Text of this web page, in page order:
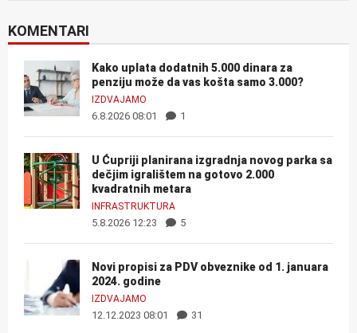
KOMENTARI
Kako uplata dodatnih 5.000 dinara za
penziju može da vas košta samo 3.000?
IZDVAJAMO
6.8.2026 08:01 1
U Ćupriji planirana izgradnja novog parka sa
dečjim igralištem na gotovo 2.000
kvadratnih metara
INFRASTRUKTURA
5.8.2026 12:23 5
Novi propisi za PDV obveznike od 1. januara
2024. godine
IZDVAJAMO
12.12.2023 08:01 31